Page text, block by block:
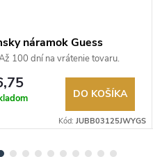
náramok Guess
100 dní na vrátenie tovaru.
predajca.
DO KOŠÍKA
Kód: JUBB03125JWYGS